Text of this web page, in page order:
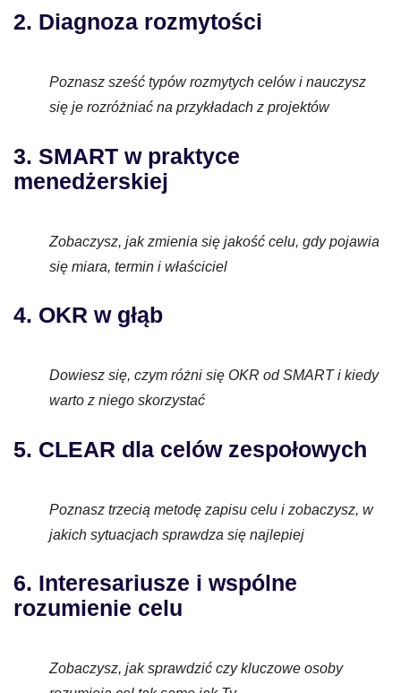
2. Diagnoza rozmytości
Poznasz sześć typów rozmytych celów i nauczysz
się je rozróżniać na przykładach z projektów
3. SMART w praktyce
menedżerskiej
Zobaczysz, jak zmienia się jakość celu, gdy pojawia
się miara, termin i właściciel
4. OKR w głąb
Dowiesz się, czym różni się OKR od SMART i kiedy
warto z niego skorzystać
5. CLEAR dla celów zespołowych
Poznasz trzecią metodę zapisu celu i zobaczysz, w
jakich sytuacjach sprawdza się najlepiej
6. Interesariusze i wspólne
rozumienie celu
Zobaczysz, jak sprawdzić czy kluczowe osoby